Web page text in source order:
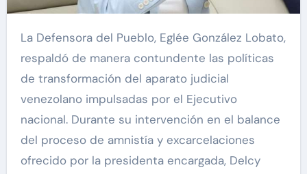
La Defensora del Pueblo, Eglée González Lobato,
respaldó de manera contundente las políticas
de transformación del aparato judicial
venezolano impulsadas por el Ejecutivo
nacional. Durante su intervención en el balance
del proceso de amnistía y excarcelaciones
ofrecido por la presidenta encargada, Delcy